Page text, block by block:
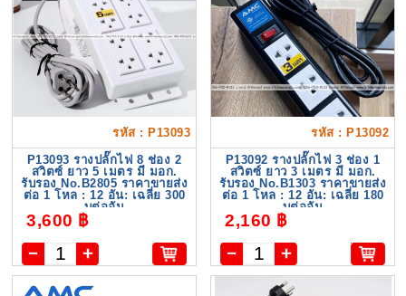
รหัส : P13093
P13093 รางปลั๊กไฟ 8 ช่อง 2
สวิตซ์ ยาว 5 เมตร มี มอก.
รับรอง No.B2805 ราคาขายส่ง
ต่อ 1 โหล : 12 อัน: เฉลี่ย 300
บต่ออัน
3,600 ฿
รหัส : P13092
P13092 รางปลั๊กไฟ 3 ช่อง 1
สวิตซ์ ยาว 3 เมตร มี มอก.
รับรอง No.B1303 ราคาขายส่ง
ต่อ 1 โหล : 12 อัน: เฉลี่ย 180
บต่ออัน
2,160 ฿